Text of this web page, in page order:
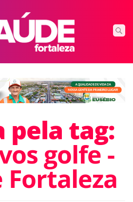
pela tag:
golfe -
Fortaleza